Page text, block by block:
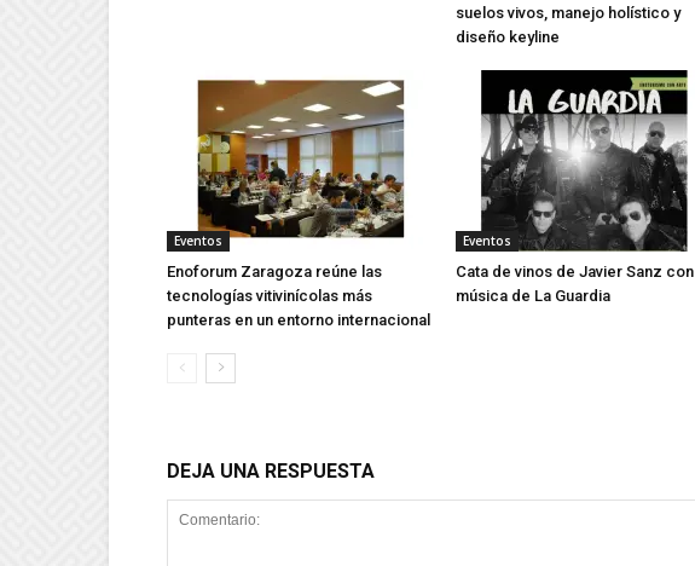
suelos vivos, manejo holístico y
diseño keyline
Eventos
Enoforum Zaragoza reúne las
tecnologías vitivinícolas más
punteras en un entorno internacional
Eventos
Cata de vinos de Javier Sanz con
música de La Guardia
DEJA UNA RESPUESTA